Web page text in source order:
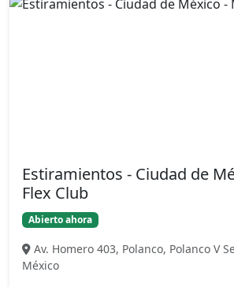
Estiramientos - Ciudad de
Flex Club
Abierto ahora
Av. Homero 403, Polanco, Polanco V
México